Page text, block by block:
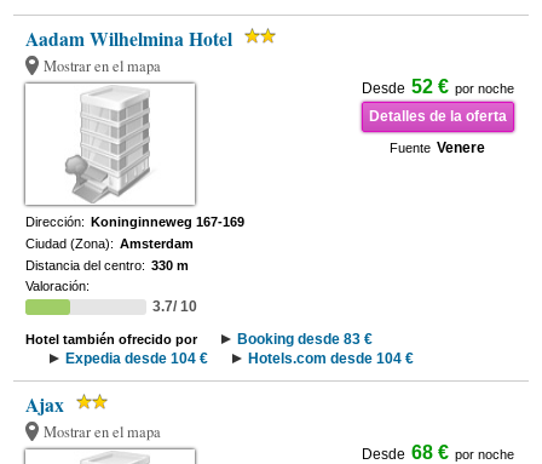
Aadam Wilhelmina Hotel
Mostrar en el mapa
Desde 52 € por noche
Detalles de la oferta
Fuente Venere
Dirección: Koninginneweg 167-169
Ciudad (Zona): Amsterdam
Distancia del centro: 330 m
Valoración:
3.7/ 10
Hotel también ofrecido por
Booking desde 83 €
Expedia desde 104 €
Hotels.com desde 104 €
Ajax
Mostrar en el mapa
Desde 68 € por noche